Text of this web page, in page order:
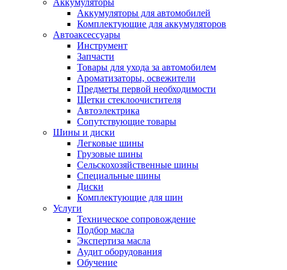
Аккумуляторы
Аккумуляторы для автомобилей
Комплектующие для аккумуляторов
Автоаксессуары
Инструмент
Запчасти
Товары для ухода за автомобилем
Ароматизаторы, освежители
Предметы первой необходимости
Щетки стеклоочистителя
Автоэлектрика
Сопутствующие товары
Шины и диски
Легковые шины
Грузовые шины
Сельскохозяйственные шины
Специальные шины
Диски
Комплектующие для шин
Услуги
Техническое сопровождение
Подбор масла
Экспертиза масла
Аудит оборудования
Обучение